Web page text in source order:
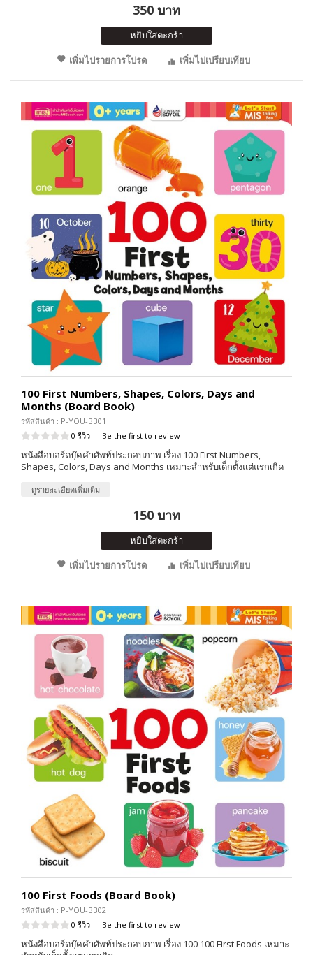
350 บาท
หยิบใส่ตะกร้า
เพิ่มไปรายการโปรด
เพิ่มไปเปรียบเทียบ
100 First Numbers, Shapes, Colors, Days and
Months (Board Book)
รหัสสินค้า : P-YOU-BB01
0 รีวิว | Be the first to review
หนังสือบอร์ดบุ๊คคำศัพท์ประกอบภาพ เรื่อง 100 First Numbers,
Shapes, Colors, Days and Months เหมาะสำหรับเด็กตั้งแต่แรกเกิด
ดูรายละเอียดเพิ่มเติม
150 บาท
หยิบใส่ตะกร้า
เพิ่มไปรายการโปรด
เพิ่มไปเปรียบเทียบ
100 First Foods (Board Book)
รหัสสินค้า : P-YOU-BB02
0 รีวิว | Be the first to review
หนังสือบอร์ดบุ๊คคำศัพท์ประกอบภาพ เรื่อง 100 100 First Foods เหมาะ